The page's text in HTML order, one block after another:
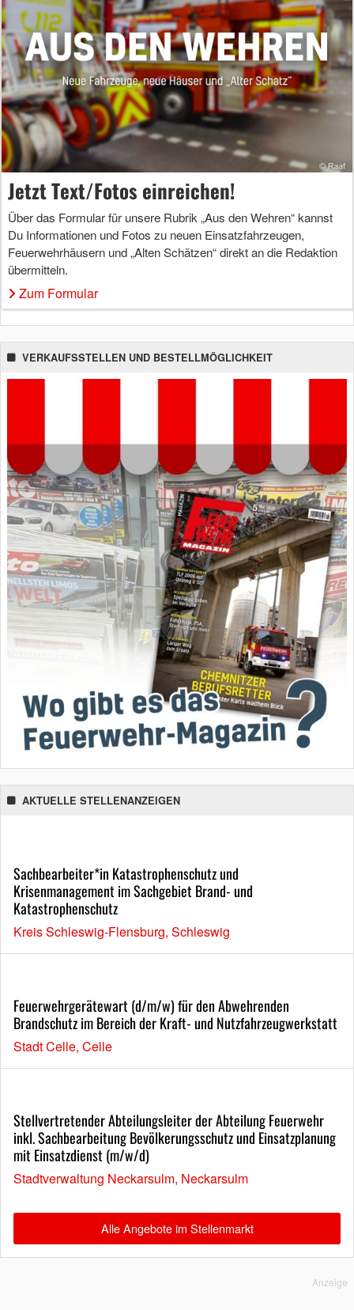
Jetzt Text/Fotos einreichen!
Über das Formular für unsere Rubrik „Aus den Wehren“ kannst
Du Informationen und Fotos zu neuen Einsatzfahrzeugen,
Feuerwehrhäusern und „Alten Schätzen“ direkt an die Redaktion
übermitteln.
Zum Formular
VERKAUFSSTELLEN UND BESTELLMÖGLICHKEIT
AKTUELLE STELLENANZEIGEN
Sachbearbeiter*in Katastrophenschutz und
Krisenmanagement im Sachgebiet Brand- und
Katastrophenschutz
Kreis Schleswig-Flensburg, Schleswig
Feuerwehrgerätewart (d/m/w) für den Abwehrenden
Brandschutz im Bereich der Kraft- und Nutzfahrzeugwerkstatt
Stadt Celle, Celle
Stellvertretender Abteilungsleiter der Abteilung Feuerwehr
inkl. Sachbearbeitung Bevölkerungsschutz und Einsatzplanung
mit Einsatzdienst (m/w/d)
Stadtverwaltung Neckarsulm, Neckarsulm
Alle Angebote im Stellenmarkt
Anzeige